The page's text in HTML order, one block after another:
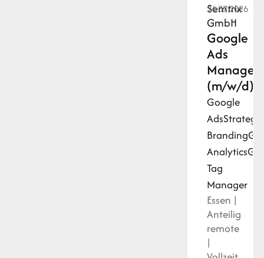
Semtrix
GmbH
Google
Ads
(m/w/d)
24.07.2026
Google
Ads
Branding
Analytics
Tag
Manager
Essen |
Anteilig
remote
|